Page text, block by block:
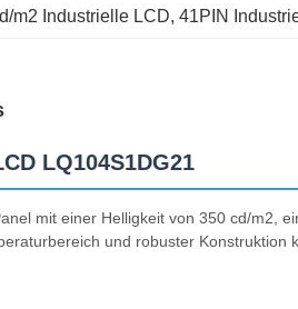
m2 Industrielle LCD, 41PIN
LQ104S1DG21
mit einer Helligkeit von 350 cd/m2,
und robuster Konstruktion